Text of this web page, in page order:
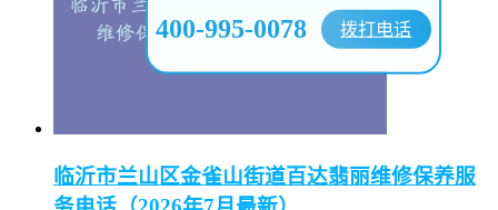
临沂市兰山区金雀山街道百达翡丽维修保养服
400-995-0078 拨打电话